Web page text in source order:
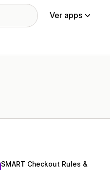
Ver apps
SMART Checkout Rules &